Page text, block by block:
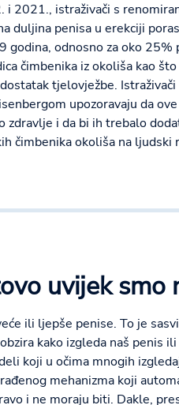
i 2021., istraživači s
duljina penisa u erekciji
godina, odnosno za oko 25%
čimbenika iz okoliša kao
tjelovježbe.
upozoravaju da
zdravlje i da bi ih trebalo
čimbenika okoliša na ljudski
uvijek
ili ljepše penise. To je
kako izgleda naš penis
koji u očima mnogih
mehanizma koji
i ne moraju biti. Dakle,